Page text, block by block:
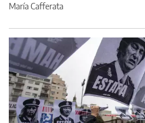
María Cafferata